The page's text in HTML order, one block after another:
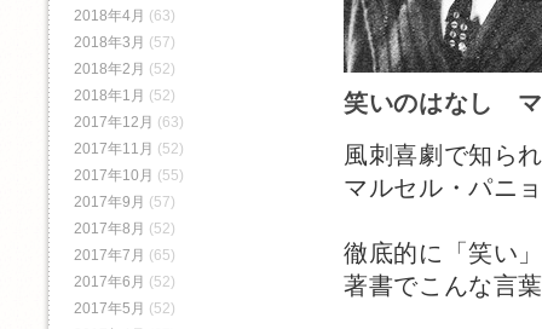
笑いのはなし
風刺喜劇で知ら
マルセル・パニ
徹底的に「笑い
著書でこんな言
2018年4月 (63)
2018年3月 (57)
2018年2月 (52)
2018年1月 (52)
2017年12月 (63)
2017年11月 (52)
2017年10月 (55)
2017年9月 (57)
2017年8月 (52)
2017年7月 (65)
2017年6月 (52)
2017年5月 (52)